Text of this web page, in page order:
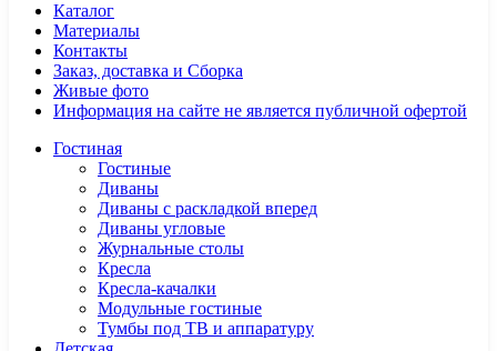
Каталог
Материалы
Контакты
Заказ, доставка и Сборка
Живые фото
Информация на сайте не является публичной офертой
Гостиная
Гостиные
Диваны
Диваны с раскладкой вперед
Диваны угловые
Журнальные столы
Кресла
Кресла-качалки
Модульные гостиные
Тумбы под ТВ и аппаратуру